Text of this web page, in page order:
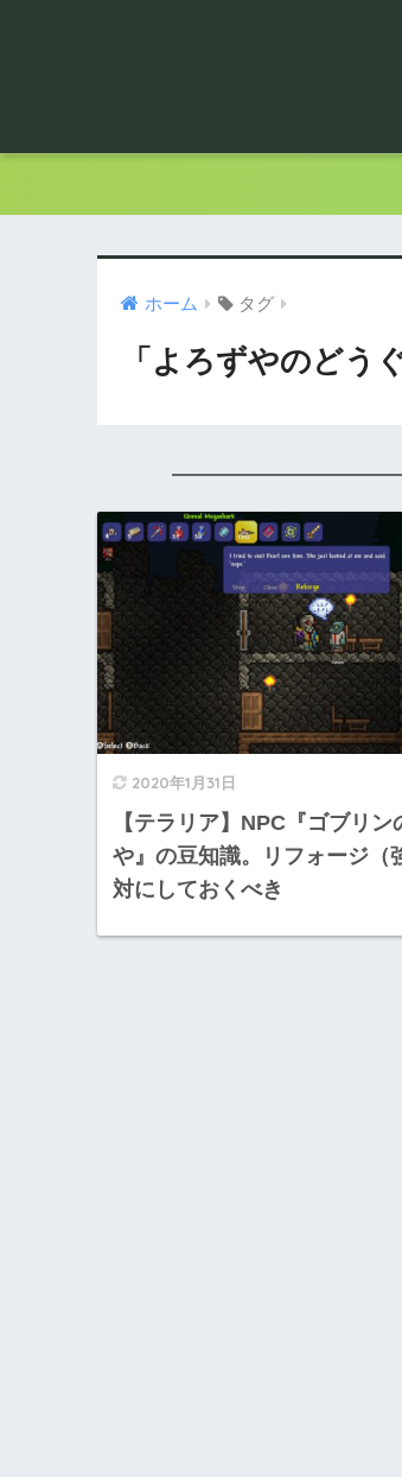
ホーム タグ
「よろずやのどう
2020年1月31日
【テラリア】NPC『ゴブリン
や』の豆知識。リフォージ（
対にしておくべき